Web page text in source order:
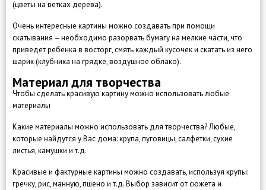
(цветы на ветках дерева).
Очень интересные картины можно создавать при помощи
скатывания – необходимо разорвать бумагу на мелкие части, что
приведет ребенка в восторг, смять каждый кусочек и скатать из него
шарик (клубника на грядке, воздушное облако).
Материал для творчества
Чтобы сделать красивую картину можно использовать любые
материалы
Какие материалы можно использовать для творчества? Любые,
которые найдутся у Вас дома: крупа, пуговицы, салфетки, сухие
листья, камушки и т.д.
Красивые и фактурные картины можно создавать, используя крупы:
гречку, рис, манную, пшено и т.д. Выбор зависит от сюжета и